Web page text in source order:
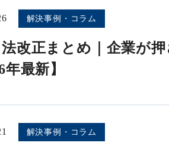
解決事例・コラム
改正まとめ｜企業が
最新】
解決事例・コラム